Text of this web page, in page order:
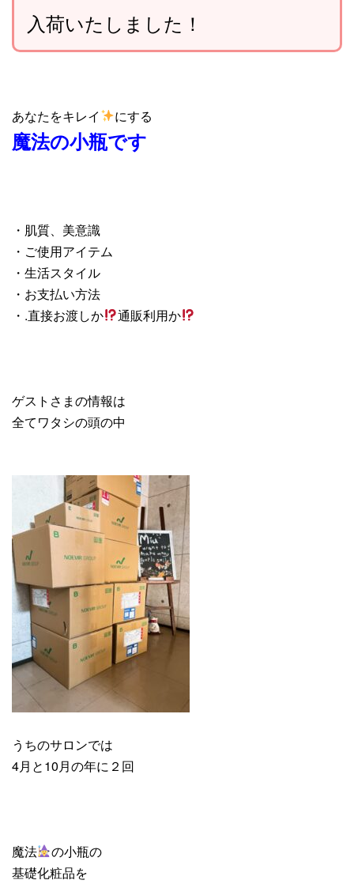
入荷いたしました！
あなたをキレイ にする
魔法の小瓶です
・肌質、美意識
・ご使用アイテム
・生活スタイル
・お支払い方法
・.直接お渡しか
通販利用か
ゲストさまの情報は
全てワタシの頭の中
うちのサロンでは
4月と10月の年に２回
魔法
の小瓶の
基礎化粧品を